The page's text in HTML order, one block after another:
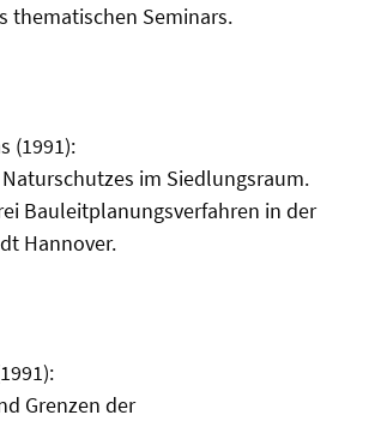
thematischen Seminars.
(1991):
im Siedlungsraum.
Bauleitplanungsverfahren in der
Hannover.
Grenzen der